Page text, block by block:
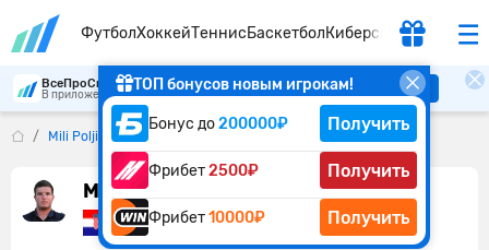
ФутболХоккейТеннисБаскетболКиберспорт
ТОП бонусов новым игрокам!
Бонус до200000₽ Получить
Фрибет2500₽ Получить
Фрибет10000₽ Получить
ВсеПроСпорт
В приложении удобнее Скачать
Mili Poljicak
Mili Poljicak
Хорватия